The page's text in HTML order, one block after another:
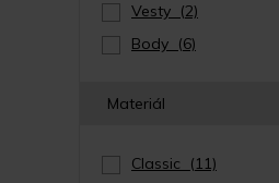
Vesty (2)
Body (6)
Materiál
Classic
(11)